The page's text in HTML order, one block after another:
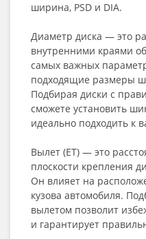
ширина, PSD и DIA.
Диаметр диска — это
внутренними краями
самых важных
подходящие размеры
Подбирая диски с
сможете установить
идеально подходить к
Вылет (ET) — это
плоскости крепления
Он влияет на
кузова автомобиля.
вылетом позволит
и гарантирует